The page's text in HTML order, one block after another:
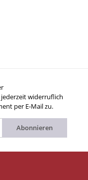
widerruflich
per E-Mail zu.
Abonnieren